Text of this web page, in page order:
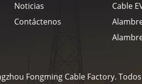
Noticias
Contáctenos
Cable
Fongming Cable Factory.